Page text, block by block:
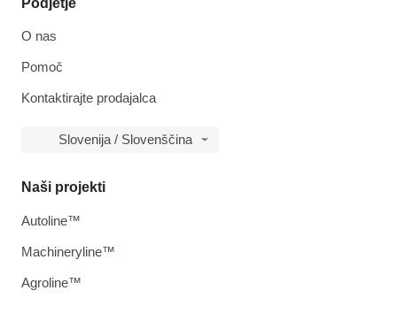
Podjetje
O nas
Pomoč
Kontaktirajte prodajalca
Slovenija / Slovenščina
Naši projekti
Autoline™
Machineryline™
Agroline™